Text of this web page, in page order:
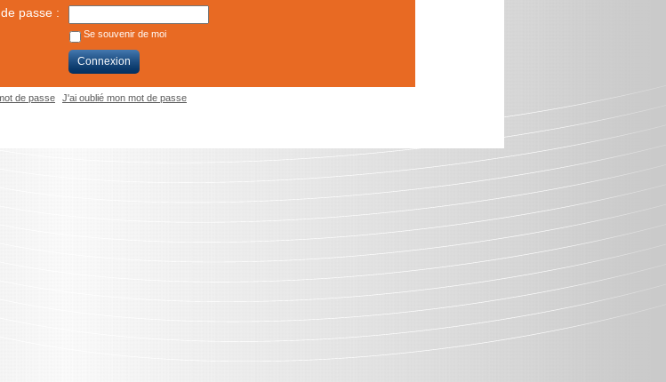
passe :
Se souvenir de moi
Connexion
de passe J'ai oublié mon mot de passe